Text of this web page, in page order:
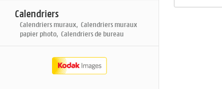
Calendriers
Calendriers muraux, Calendriers muraux
papier photo, Calendriers de bureau